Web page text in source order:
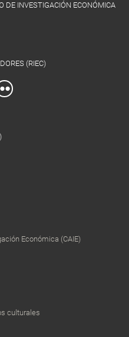
DE INVESTIGACIÓN ECONÓMICA
(RIEC)
Económica (CAIE)
culturales